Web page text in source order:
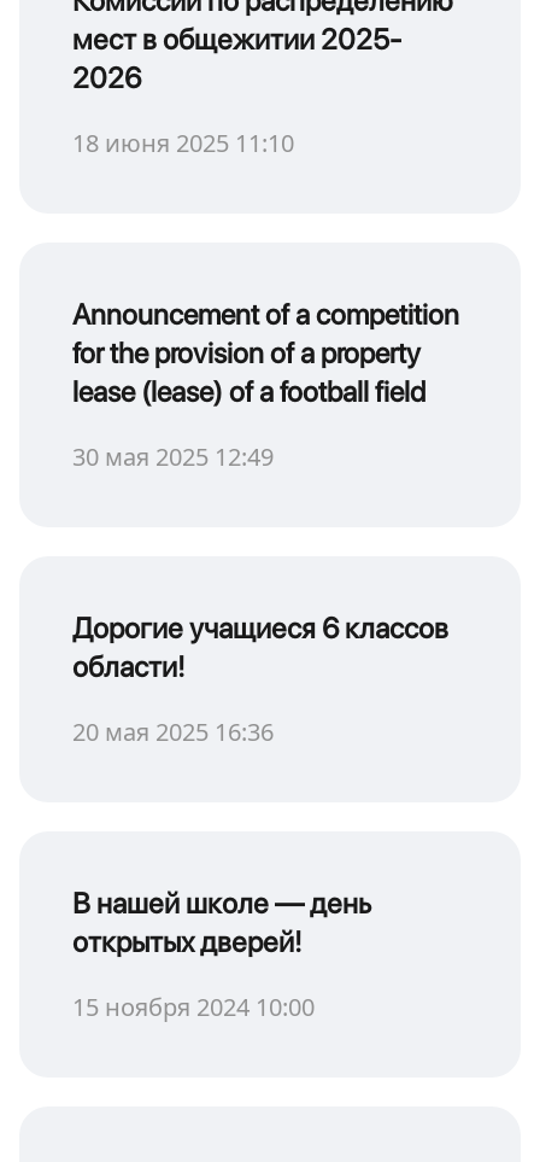
мест в общежитии 2025-
2026
18 июня 2025 11:10
Announcement of a competition
for the provision of a property
lease (lease) of a football field
30 мая 2025 12:49
Дорогие учащиеся 6 классов
области!
20 мая 2025 16:36
В нашей школе — день
открытых дверей!
15 ноября 2024 10:00